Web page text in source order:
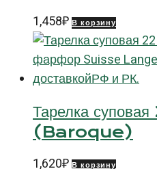
1,458₽ В корзину
Тарелка
(Baroque)
1,620₽ В корзину